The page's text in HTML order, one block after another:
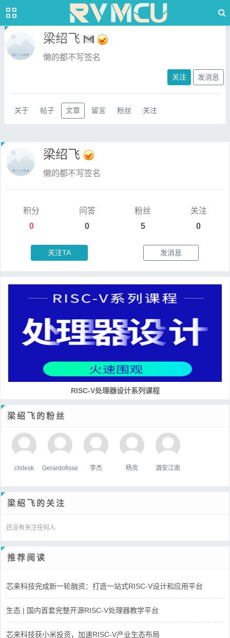
梁绍飞
懒的都不写签名
关注 发消息
关于 帖子 文章 留言 粉丝 关注
梁绍飞
懒的都不写签名
积分
0
问答
0
粉丝
5
关注
0
关注TA 发消息
RISC-V处理器设计系列课程
梁绍飞的粉丝
chilesk Gerardofisse 李杰 杨亮 酒安江南
梁绍飞的关注
还没有关注任何人
推荐阅读
芯来科技完成新一轮融资：打造一站式RISC-V设计和应用平台
生态 | 国内首套完整开源RISC-V处理器教学平台
芯来科技获小米投资，加速RISC-V产业生态布局